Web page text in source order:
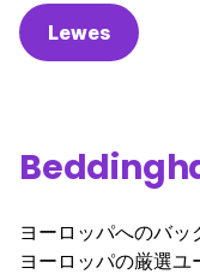
Lewes
ヨーロッパへのバッ
ヨーロッパの厳選ユ